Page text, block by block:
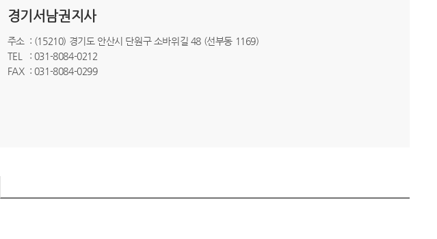
경기서남권지사
주소 : (15210) 경기도 안산시 단원구 소바위길 48 (선부동 1169)
TEL
: 031-8084-0212
FAX : 031-8084-0299